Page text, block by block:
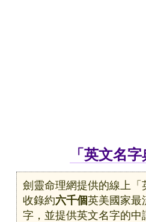
「英文名
劍靈命理網提供的線上「
收錄約六千個英美國家最
字，並提供英文名字的中